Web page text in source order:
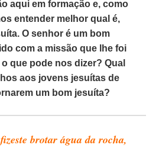
aqui em formação e, como
entender melhor qual é,
O senhor é um bom
com a missão que lhe foi
que pode nos dizer? Qual
aos jovens jesuítas de
um bom jesuíta?
brotar água da rocha,